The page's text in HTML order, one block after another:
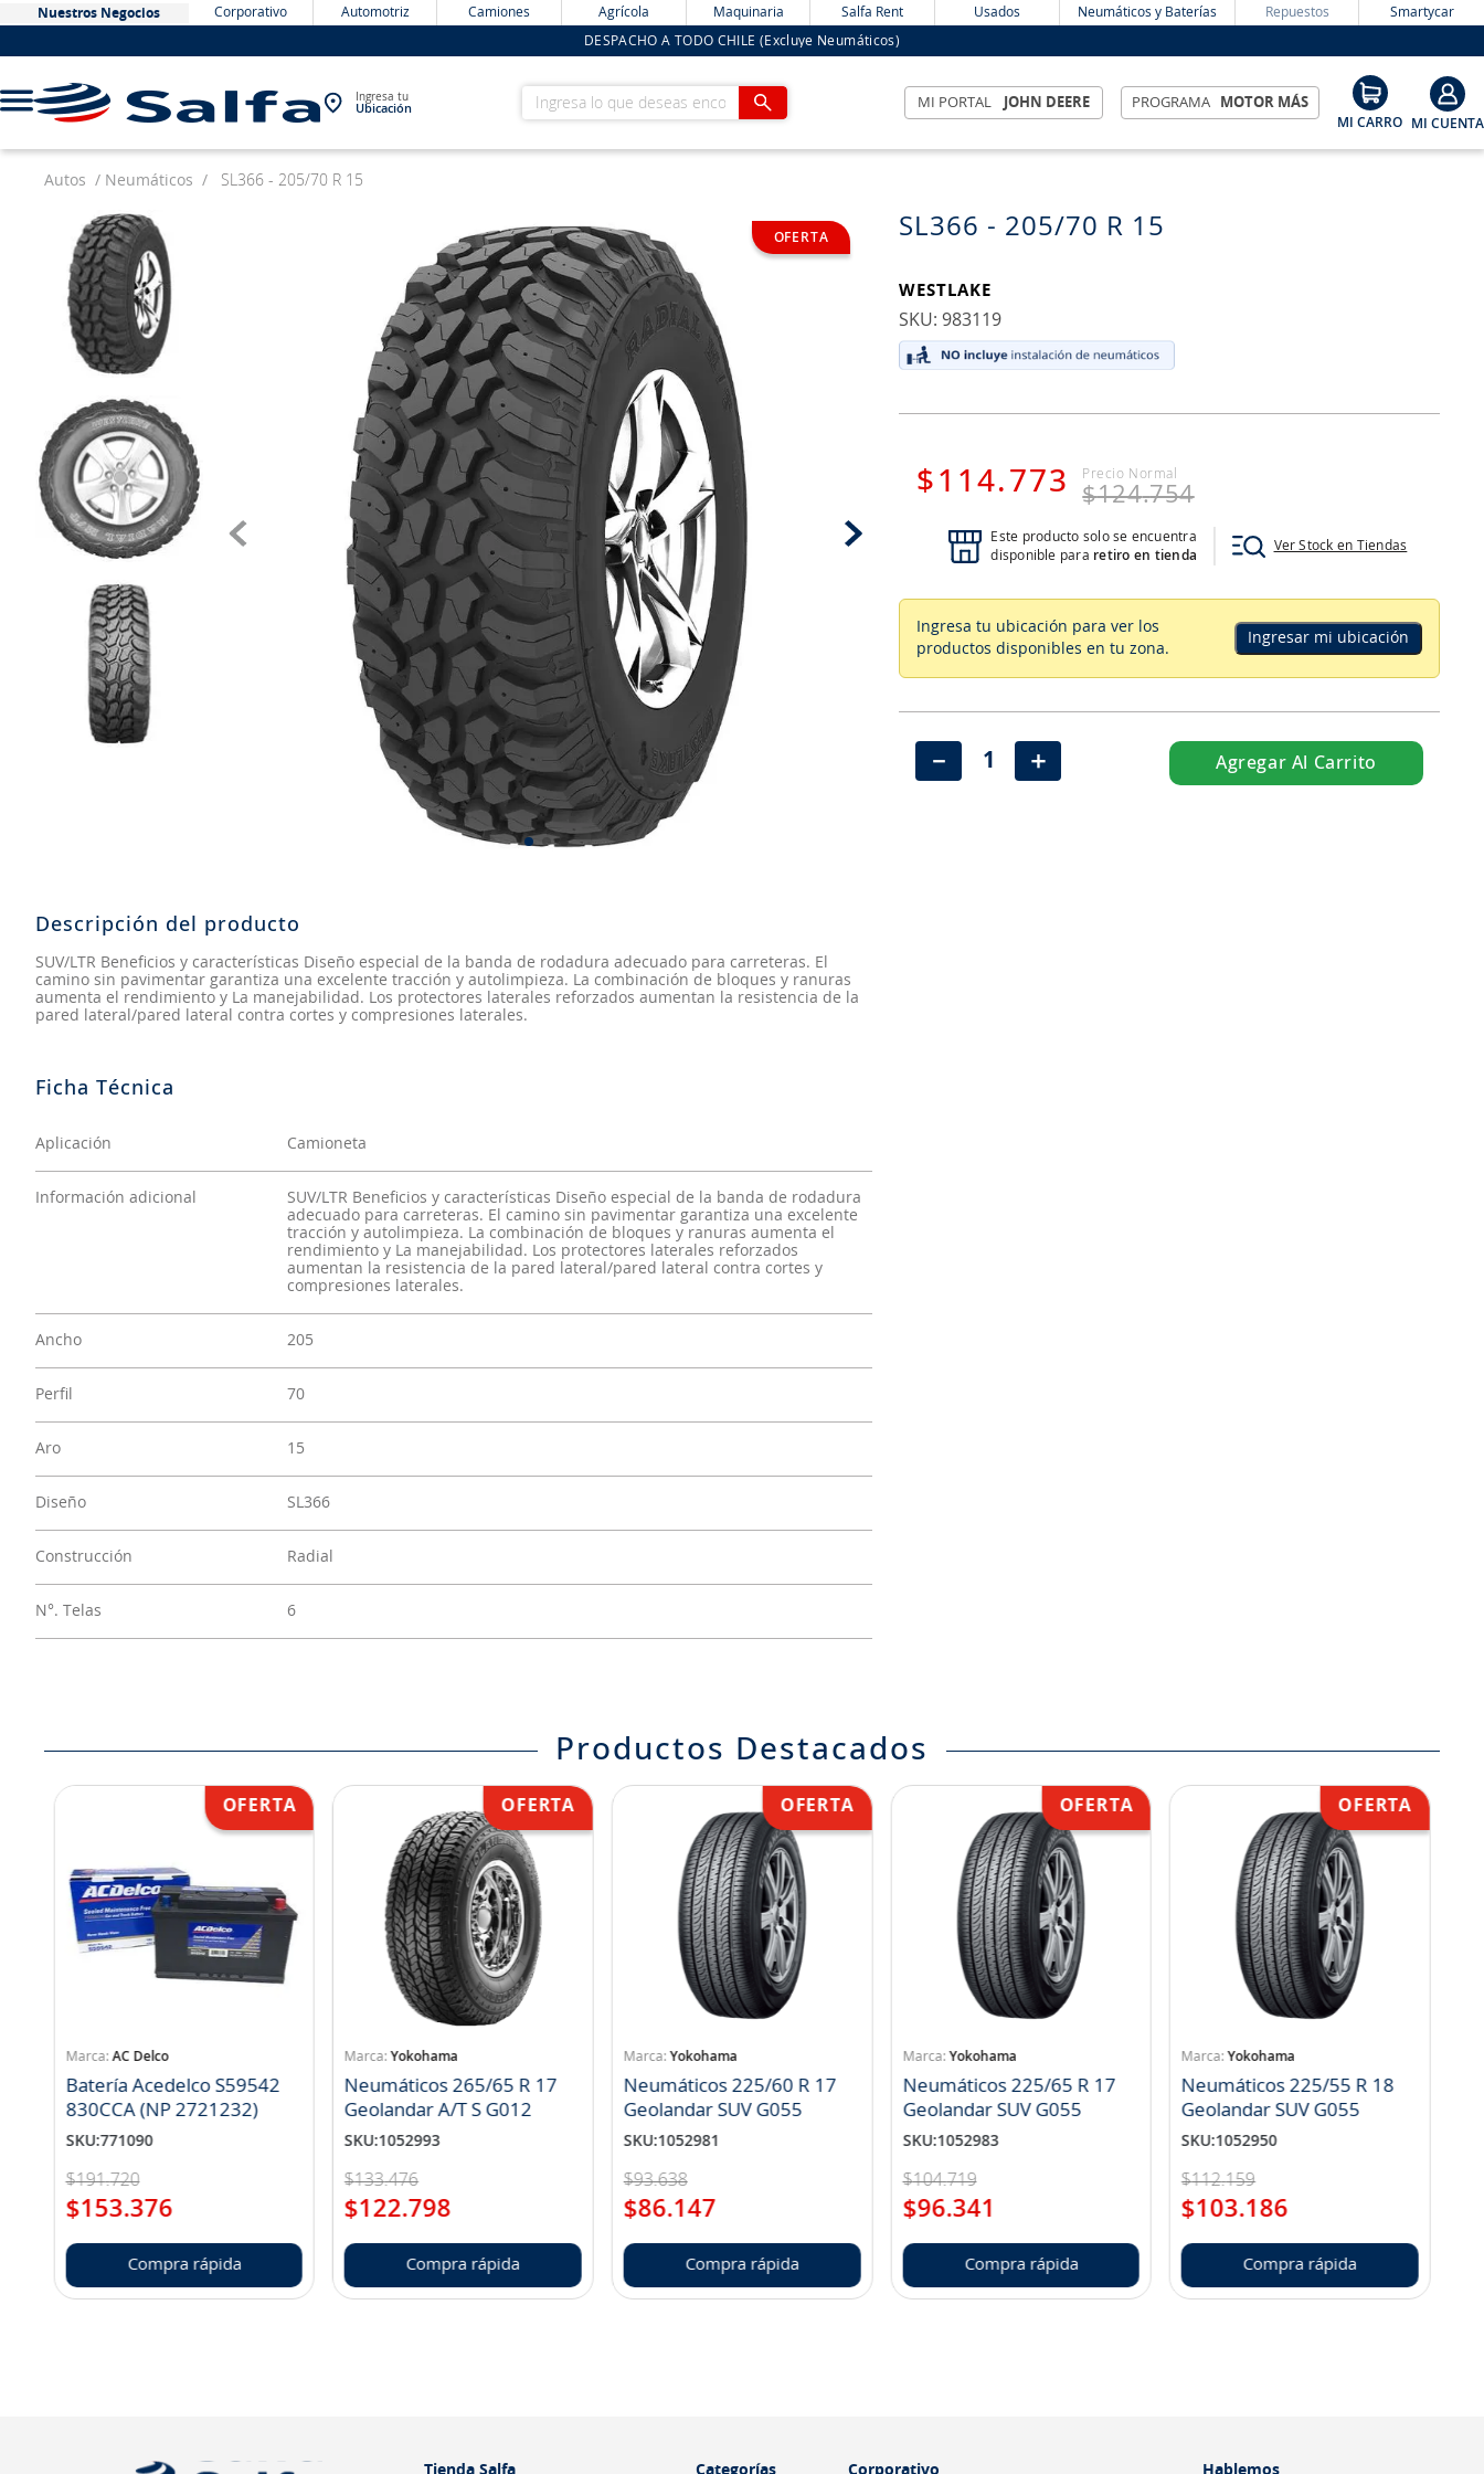
Nuestros Negocios Corporativo Automotriz Camiones Agrícola Maquinaria Salfa Rent Usados Neumáticos y Baterías Repuestos Smartycar
DESPACHO A TODO CHILE (Excluye Neumáticos)
Ingresa tu
Ubicación
Ingresa lo que deseas encontrar MI PORTAL JOHN DEERE PROGRAMA MOTOR MÁS
Autos Neumáticos SL366 - 205/70 R 15
Descripción del producto
SUV/LTR Beneficios y características Diseño especial de la banda de rodadura adecuado para carreteras. El
camino sin pavimentar garantiza una excelente tracción y autolimpieza. La combinación de bloques y ranuras
aumenta el rendimiento y La manejabilidad. Los protectores laterales reforzados aumentan la resistencia de la
pared lateral/pared lateral contra cortes y compresiones laterales.
Aplicación Camioneta
Información adicional
SUV/LTR Beneficios y características Diseño especial de la banda de rodadura
adecuado para carreteras. El camino sin pavimentar garantiza una excelente
tracción y autolimpieza. La combinación de bloques y ranuras aumenta el
rendimiento y La manejabilidad. Los protectores laterales reforzados
aumentan la resistencia de la pared lateral/pared lateral contra cortes y
compresiones laterales.
Ancho 205
Perfil 70
Aro 15
Diseño SL366
Construcción Radial
N°. Telas 6
SL366 - 205/70 R 15
WESTLAKE
:983119
$ 114. 773 $124.754
Este producto solo se encuentra
disponible para retiro en tienda
Ver Stock en Tiendas
Ingresa tu ubicación para ver los
productos disponibles en tu zona.
Ingresar mi ubicación
＋
－ Agregar Al Carrito
Productos Destacados
AC Delco
Batería Acedelco S59542
830CCA (NP 2721232)
SKU:771090
$191.720
$153.376
Compra rápida
Yokohama
Neumáticos 265/65 R 17
Geolandar A/T S G012
SKU:1052993
$133.476
$122.798
Compra rápida
Yokohama
Neumáticos 225/60 R 17
Geolandar SUV G055
SKU:1052981
$93.638
$86.147
Compra rápida
Yokohama
Neumáticos 225/65 R 17
Geolandar SUV G055
SKU:1052983
$104.719
$96.341
Compra rápida
Yokohama
Neumáticos 225/55 R 18
Geolandar SUV G055
SKU:1052950
$112.159
$103.186
Compra rápida
Tienda Salfa Categorías Corporativo Hablemos
TÉRMINOS MÁS BUSCADOS
1.
bateria
2.
neumáticos
3.
westlake
.
yokohama
chevrolet
6.
jockey
7.
john deere
8.
aceite
9.
255
neumáticos 235